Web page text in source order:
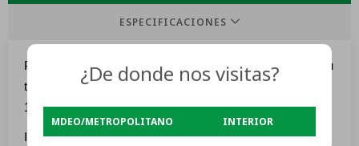
ESPECIFICACIONES
Protección contra los rayos UV y el sol directo gracias a su
toldo superior ajustable. Fabricado con tafetán de poliéster
190T, resistente al agua, al desgarro y a la intemperie.
Incluye un almohadón suave y cómodo, desmontable y
¿De donde nos visitas?
MDEO/METROPOLITANO INTERIOR